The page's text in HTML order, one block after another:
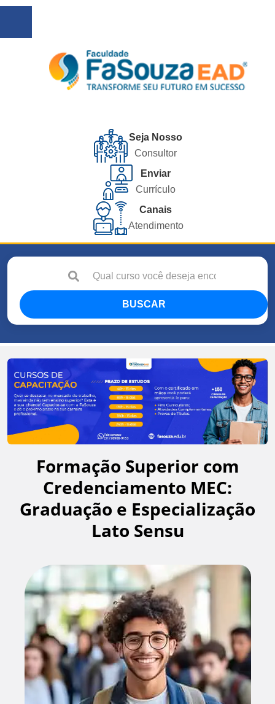
Seja Nosso
Consultor
Enviar
Currículo
Canais
Atendimento
BUSCAR
Formação Superior com
Credenciamento MEC:
Graduação e Especialização
Lato Sensu